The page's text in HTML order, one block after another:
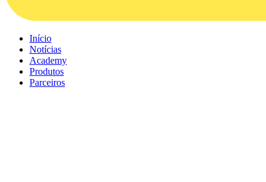
Início
Notícias
Academy
Produtos
Parceiros